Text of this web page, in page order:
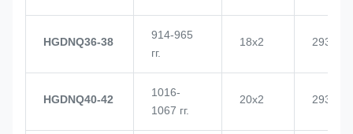
HGDNQ36-38
914-965
гг.
18х2 2937
HGDNQ40-42
1016-
1067 гг.
20х2 2937